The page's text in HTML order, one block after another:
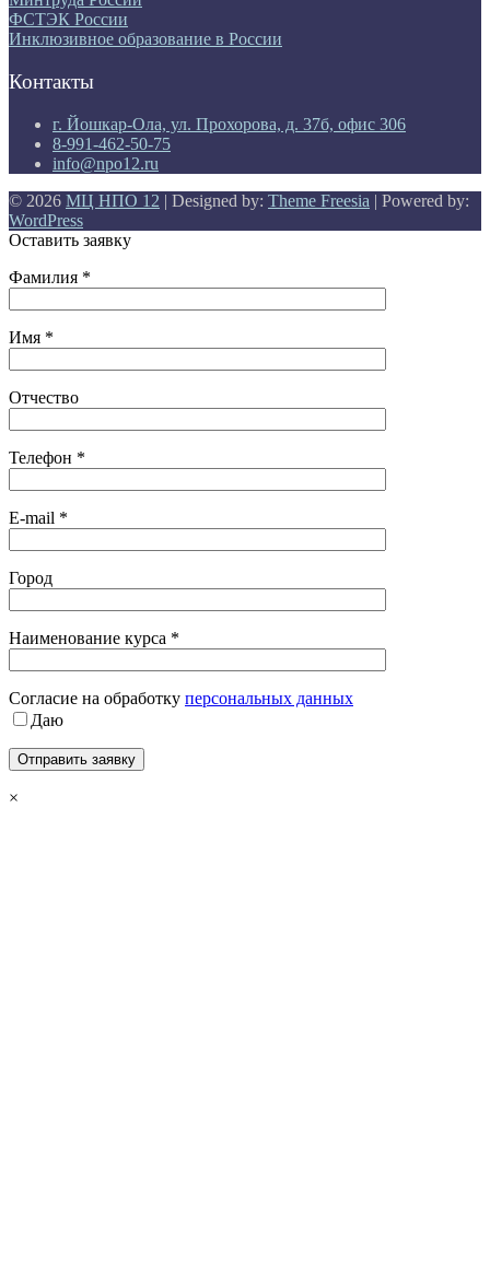
ФСТЭК России
Инклюзивное образование в России
Контакты
г. Йошкар-Ола, ул. Прохорова, д. 37б, офис 306
8-991-462-50-75
info@npo12.ru
© 2026 МЦ НПО 12 | Designed by: Theme Freesia | Powered by:
WordPress
Оставить заявку
Фамилия *
Имя *
Отчество
Телефон *
E-mail *
Город
Наименование курса *
Cогласие на обработку персональных данных
Даю
×